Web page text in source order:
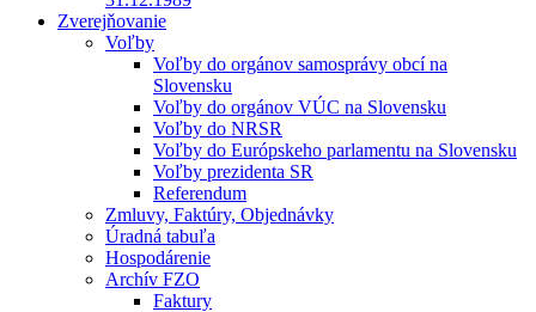
Zverejňovanie
Voľby
Voľby do orgánov samosprávy obcí na
Slovensku
Voľby do orgánov VÚC na Slovensku
Voľby do NRSR
Voľby do Európskeho parlamentu na Slovensku
Voľby prezidenta SR
Referendum
Zmluvy, Faktúry, Objednávky
Úradná tabuľa
Hospodárenie
Archív FZO
Faktury